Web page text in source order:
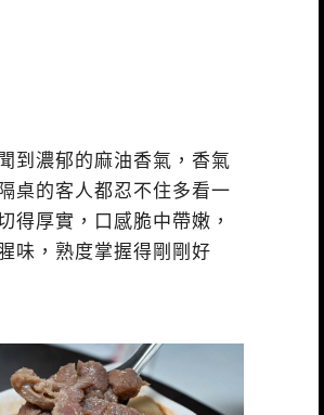
到濃郁的麻油香氣，香氣
桌的客人都忍不住多看一
得厚實，口感脆中帶嫩，
味，熟度掌握得剛剛好